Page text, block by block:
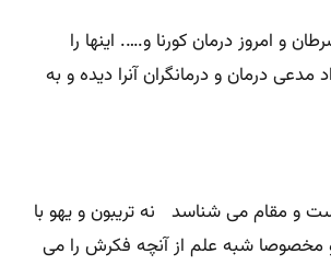
و امروز درمان کورنا و.‌‌‌‌‌…. اینها را
مدعی درمان و درمانگران آنرا دیده و به
و مقام می شناسد نه تریبون و یهو با
مخصوصا شبه علم از آنچه فکرش را می